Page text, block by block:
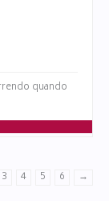
quando
3 4 5 6 →